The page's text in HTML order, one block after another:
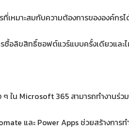
เหมาะสมกับความต้องการขององค์กร
ซื้อลิขสิทธิ์ซอฟต์แวร์แบบครั้งเดียวแล
ใน Microsoft 365 สามารถทำงานร่ว
และ Power Apps ช่วยสร้างกา